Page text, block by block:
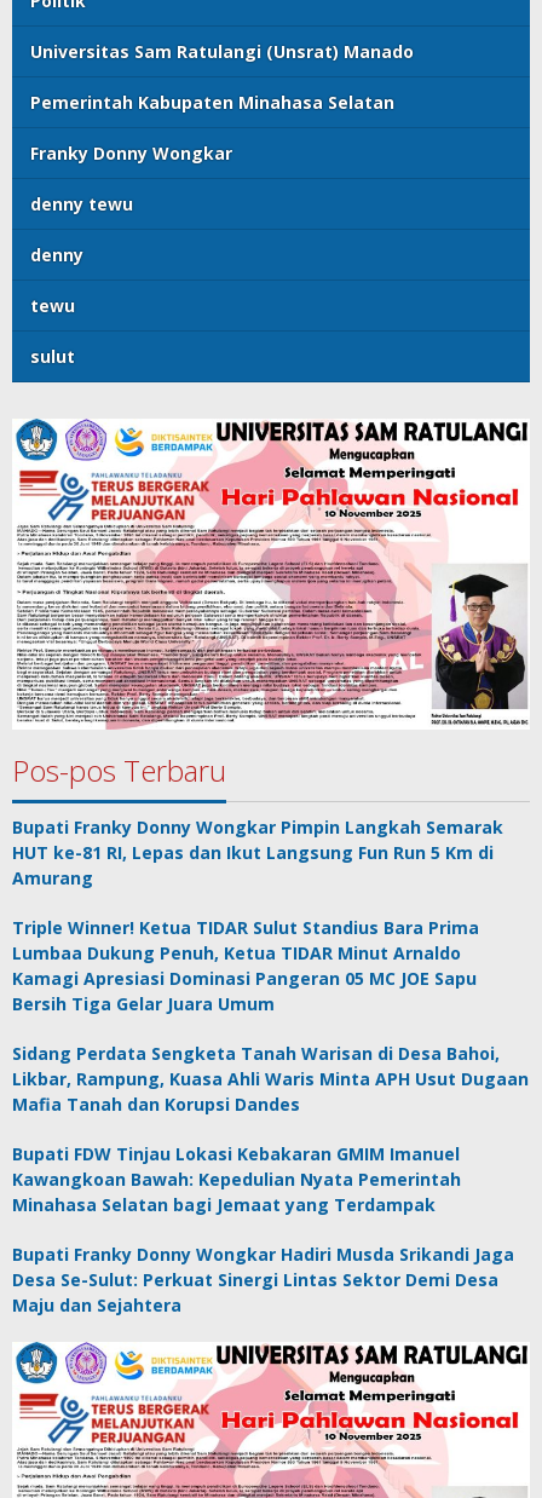
Universitas Sam Ratulangi (Unsrat) Manado
Pemerintah Kabupaten Minahasa Selatan
Franky Donny Wongkar
denny tewu
denny
tewu
sulut
Pos-pos Terbaru
Bupati Franky Donny Wongkar Pimpin Langkah Semarak
HUT ke-81 RI, Lepas dan Ikut Langsung Fun Run 5 Km di
Amurang
Triple Winner! Ketua TIDAR Sulut Standius Bara Prima
Lumbaa Dukung Penuh, Ketua TIDAR Minut Arnaldo
Kamagi Apresiasi Dominasi Pangeran 05 MC JOE Sapu
Bersih Tiga Gelar Juara Umum
Sidang Perdata Sengketa Tanah Warisan di Desa Bahoi,
Likbar, Rampung, Kuasa Ahli Waris Minta APH Usut Dugaan
Mafia Tanah dan Korupsi Dandes
Bupati FDW Tinjau Lokasi Kebakaran GMIM Imanuel
Kawangkoan Bawah: Kepedulian Nyata Pemerintah
Minahasa Selatan bagi Jemaat yang Terdampak
Bupati Franky Donny Wongkar Hadiri Musda Srikandi Jaga
Desa Se-Sulut: Perkuat Sinergi Lintas Sektor Demi Desa
Maju dan Sejahtera